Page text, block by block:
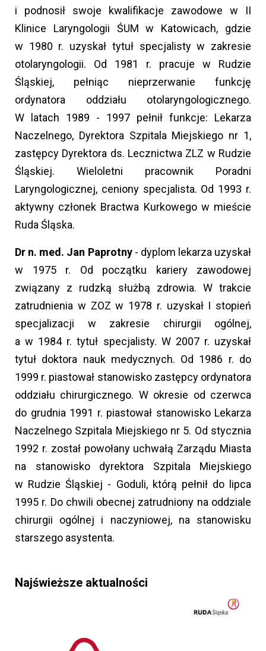
i podnosił swoje kwalifikacje zawodowe w II
Klinice Laryngologii ŚUM w Katowicach, gdzie
w 1980 r. uzyskał tytuł specjalisty w zakresie
otolaryngologii. Od 1981 r. pracuje w Rudzie
Śląskiej, pełniąc nieprzerwanie funkcję
ordynatora oddziału otolaryngologicznego.
W latach 1989 - 1997 pełnił funkcje: Lekarza
Naczelnego, Dyrektora Szpitala Miejskiego nr 1,
zastępcy Dyrektora ds. Lecznictwa ZLZ w Rudzie
Śląskiej. Wieloletni pracownik Poradni
Laryngologicznej, ceniony specjalista. Od 1993 r.
aktywny członek Bractwa Kurkowego w mieście
Ruda Śląska.
Dr n. med. Jan Paprotny- dyplom lekarza uzyskał
w 1975 r. Od początku kariery zawodowej
związany z rudzką służbą zdrowia. W trakcie
zatrudnienia w ZOZ w 1978 r. uzyskał I stopień
specjalizacji w zakresie chirurgii ogólnej,
a w 1984 r. tytuł specjalisty. W 2007 r. uzyskał
tytuł doktora nauk medycznych. Od 1986 r. do
1999 r. piastował stanowisko zastępcy ordynatora
oddziału chirurgicznego. W okresie od czerwca
do grudnia 1991 r. piastował stanowisko Lekarza
Naczelnego Szpitala Miejskiego nr 5. Od stycznia
1992 r. został powołany uchwałą Zarządu Miasta
na stanowisko dyrektora Szpitala Miejskiego
w Rudzie Śląskiej - Goduli, którą pełnił do lipca
1995 r. Do chwili obecnej zatrudniony na oddziale
chirurgii ogólnej i naczyniowej, na stanowisku
starszego asystenta.
Najświeższe aktualności